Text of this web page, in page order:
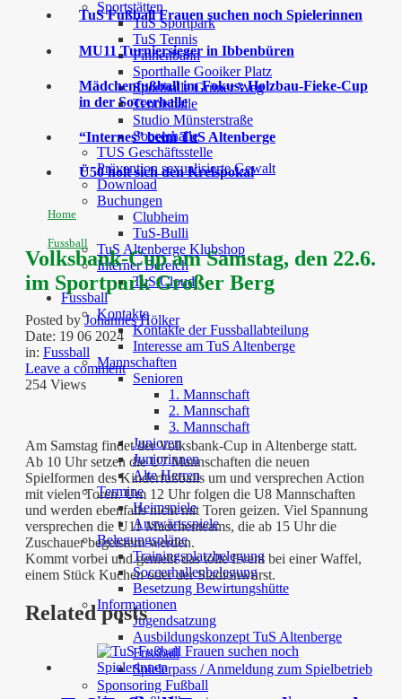
Sportstätten
TuS Sportpark
TuS Tennis
Finnenbahn
Sporthalle Gooiker Platz
Sporthalle Grüner Weg
Tennishalle
Studio Münsterstraße
Soccerhalle
TUS Geschäftsstelle
Prävention sexualisierte Gewalt
Download
Buchungen
Clubheim
TuS-Bulli
TuS Altenberge Klubshop
Interner Bereich
TuS Cloud
Fussball
Kontakte
Kontakte der Fussballabteilung
Interesse am TuS Altenberge
Mannschaften
Senioren
1. Mannschaft
2. Mannschaft
3. Mannschaft
Junioren
Juniorinnen
Alte Herren
Termine
Heimspiele
Auswärtsspiele
Belegungspläne
Trainingsplatzbelegung
Soccerhallenbelegung
Besetzung Bewirtungshütte
Informationen
Jugendsatzung
Ausbildungskonzept TuS Altenberge
Fussball
Spielerpass / Anmeldung zum Spielbetrieb
Sponsoring Fußball
TuS Fußball Frauen suchen noch Spielerinnen
MU11 Turniersieger in Ibbenbüren
Mädchenfußball im Fokus: Holzbau-Fieke-Cup
in der Soccerhalle
“Internes” beim TuS Altenberge
Ü50 holt sich den Kreispokal
Home
Fussball
Volksbank-Cup am Samstag, den 22.6.
im Sportpark Großer Berg
Posted byJohannes Hölker
Date: 19 06 2024
in: Fussball
Leave a comment
254 Views
Am Samstag findet der Volksbank-Cup in Altenberge statt.
Ab 10 Uhr setzen die U7 Mannschaften die neuen
Spielformen des Kinderfußballs um und versprechen Action
mit vielen Toren. Um 12 Uhr folgen die U8 Mannschaften
und werden ebenfalls nicht mit Toren geizen. Viel Spannung
versprechen die U11 Mädchenteams, die ab 15 Uhr die
Zuschauer begeistern werden.
Kommt vorbei und genießt das tolle Event bei einer Waffel,
einem Stück Kuchen oder der Stadionwurst.
Related posts